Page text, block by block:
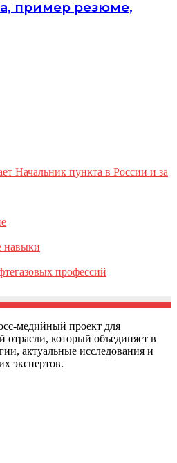
пример резюме,
Начальник пункта в России и за
навыки
профессий
медийный проект для
отрасли, который объединяет в
актуальные исследования и
экспертов.